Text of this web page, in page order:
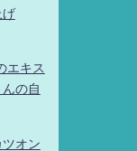
げ
エキス
の自
オン